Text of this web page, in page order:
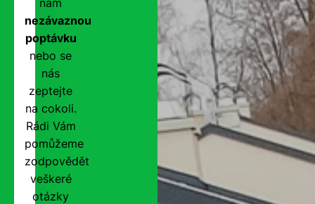
nezávaznou
poptávku
nebo se
nás
zeptejte
na cokoli.
Rádi Vám
pomůžeme
zodpovědět
veškeré
otázky